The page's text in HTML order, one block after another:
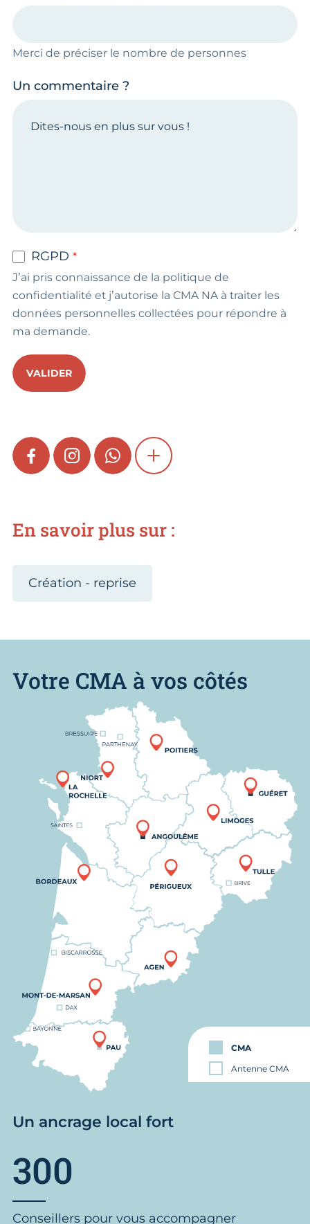
Merci de préciser le nombre de personnes
Un commentaire ?
RGPD
J’ai pris connaissance de la politique de
confidentialité et j’autorise la CMA NA à traiter les
données personnelles collectées pour répondre à
ma demande.
VALIDER
FACEBOOKINSTAGRAMWHATSAPPSHOW MORE
En savoir plus sur :
Création - reprise
Votre CMA à vos côtés
CMA
Antenne CMA
Un ancrage local fort
300
Conseillers pour vous accompagner